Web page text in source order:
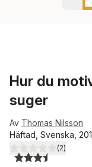
Hur du
suger
Av Thomas Nilsson
Häftad, Svenska,
3,5utav 5 stjärnor.
(2)